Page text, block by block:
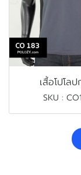
เสื้อโปโล
SKU :